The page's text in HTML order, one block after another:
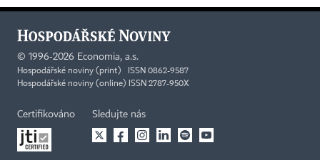
© 1996-2026 Economia, a.s.
Hospodářské noviny (print) ISSN 0862-9587
Hospodářské noviny (online) ISSN 2787-950X
Certifikováno Sledujte nás